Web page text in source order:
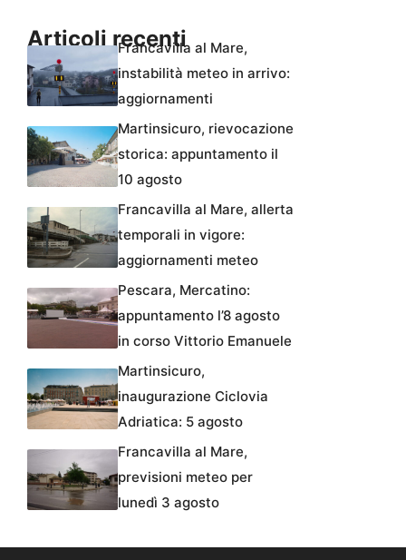
Articoli recenti
Francavilla al Mare,
instabilità meteo in arrivo:
aggiornamenti
Martinsicuro, rievocazione
storica: appuntamento il
10 agosto
Francavilla al Mare, allerta
temporali in vigore:
aggiornamenti meteo
Pescara, Mercatino:
appuntamento l’8 agosto
in corso Vittorio Emanuele
Martinsicuro,
inaugurazione Ciclovia
Adriatica: 5 agosto
Francavilla al Mare,
previsioni meteo per
lunedì 3 agosto